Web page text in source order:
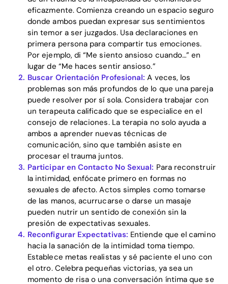
Home
Blog
Download
eficazmente. Comienza creando un espacio seguro
donde ambos puedan expresar sus sentimientos
sin temor a ser juzgados. Usa declaraciones en
primera persona para compartir tus emociones.
Por ejemplo, di “Me siento ansioso cuando…” en
lugar de “Me haces sentir ansioso.”
Buscar Orientación Profesional: A veces, los
problemas son más profundos de lo que una pareja
puede resolver por sí sola. Considera trabajar con
un terapeuta calificado que se especialice en el
consejo de relaciones. La terapia no solo ayuda a
ambos a aprender nuevas técnicas de
comunicación, sino que también asiste en
procesar el trauma juntos.
Participar en Contacto No Sexual: Para reconstruir
la intimidad, enfócate primero en formas no
sexuales de afecto. Actos simples como tomarse
de las manos, acurrucarse o darse un masaje
pueden nutrir un sentido de conexión sin la
presión de expectativas sexuales.
Reconfigurar Expectativas: Entiende que el camino
hacia la sanación de la intimidad toma tiempo.
Establece metas realistas y sé paciente el uno con
el otro. Celebra pequeñas victorias, ya sea un
momento de risa o una conversación íntima que se